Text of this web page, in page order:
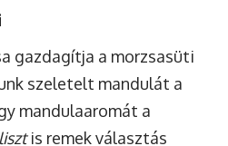
gazdagítja a morzsasüti
szeletelt mandulát a
mandulaaromát a
is remek választás